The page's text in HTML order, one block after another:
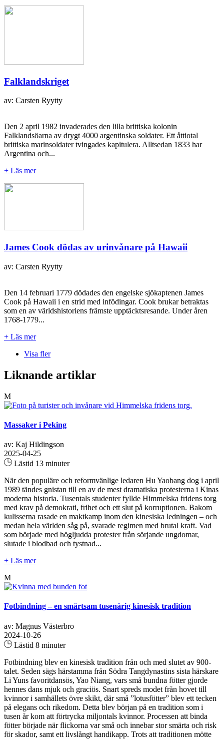
Falklandskriget
av: Carsten Ryytty
Den 2 april 1982 invaderades den lilla brittiska kolonin
Falklandsöarna av drygt 4000 argentinska soldater. Ett åttiotal
brittiska marinsoldater tvingades kapitulera. Alltsedan 1833 har
Argentina och...
+ Läs mer
James Cook dödas av urinvånare på Hawaii
av: Carsten Ryytty
Den 14 februari 1779 dödades den engelske sjökaptenen James
Cook på Hawaii i en strid med infödingar. Cook brukar betraktas
som en av världshistoriens främste upptäcktsresande. Under åren
1768-1779...
+ Läs mer
Visa fler
Liknande artiklar
M
Massaker i Peking
av: Kaj Hildingson
2025-04-25
Lästid 13 minuter
När den populäre och reformvänlige ledaren Hu Yaobang dog i april
1989 tändes gnistan till en av de mest dramatiska protesterna i Kinas
moderna historia. Tusentals studenter fyllde Himmelska fridens torg
med krav på demokrati, frihet och ett slut på korruptionen. Bakom
kulisserna rasade en maktkamp inom den kinesiska ledningen – och
medan hela världen såg på, svarade regimen med brutal kraft. Vad
som började med högljudda protester från sörjande ungdomar,
slutade i blodbad och tystnad...
+ Läs mer
M
Fotbindning – en smärtsam tusenårig kinesisk tradition
av: Magnus Västerbro
2024-10-26
Lästid 8 minuter
Fotbindning blev en kinesisk tradition från och med slutet av 900-
talet. Seden sägs härstamma från Södra Tangdynastins sista härskare
Li Yuns favoritdansös, Yao Niang, vars små bundna fötter gjorde
hennes dans mjuk och graciös. Snart spreds modet från hovet till
kvinnor i samhällets övre skikt, där små ”lotusfötter” blev ett tecken
på elegans och rikedom. Detta blev början på en tradition som i
tusen år kom att förtrycka miljontals kvinnor. Processen att binda
fötter började när flickorna var små och innebar stor smärta och risk
för skador, samt ett livslångt handikapp. Trots att traditionen mötte